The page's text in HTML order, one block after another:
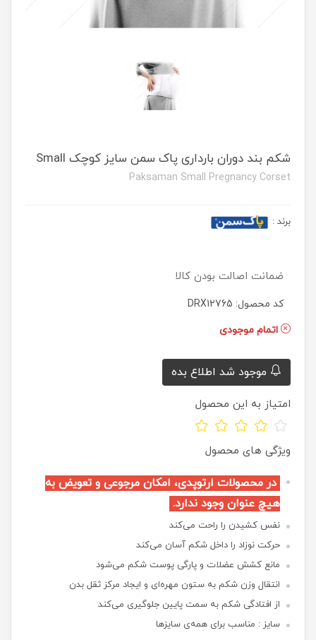
شكم بند دوران بارداری پاک سمن سایز کوچک Small
Paksaman Small Pregnancy Corset
برند :
ضمانت اصالت بودن کالا
کد محصول: DRX12765
اتمام موجودی
موجود شد اطلاع بده
امتیاز به این محصول
ویژگی های محصول
در محصولات ارتوپدی، امکان مرجوعی و تعویض به
هیچ عنوان وجود ندارد.
نفس کشیدن را راحت می‌کند
حرکت نوزاد را داخل شکم آسان می‌کند
مانع کشش عضلات و پارگی پوست شکم می‌شود
انتقال وزن شکم به ستون مهره‌ای و ایجاد مرکز ثقل بدن
از افتادگی شکم به سمت پایین جلوگیری می‌کند
سایز : مناسب برای همه‌ی سایزها